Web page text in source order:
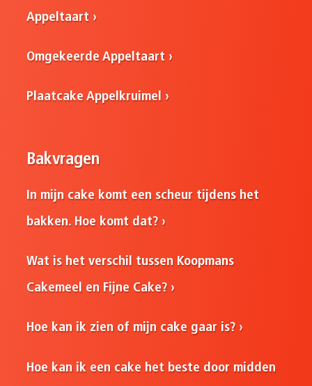
Appeltaart
Omgekeerde Appeltaart
Plaatcake Appelkruimel
Bakvragen
In mijn cake komt een scheur tijdens het
bakken. Hoe komt dat?
Wat is het verschil tussen Koopmans
Cakemeel en Fijne Cake?
Hoe kan ik zien of mijn cake gaar is?
Hoe kan ik een cake het beste door midden